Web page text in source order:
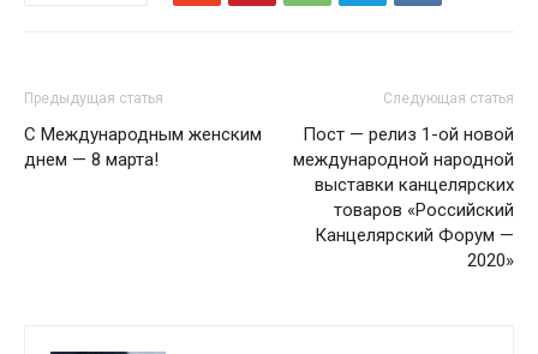
Предыдущая статья
С Международным женским
днем — 8 марта!
Следующая статья
Пост — релиз 1-ой новой
международной народной
выставки канцелярских
товаров «Российский
Канцелярский Форум —
2020»